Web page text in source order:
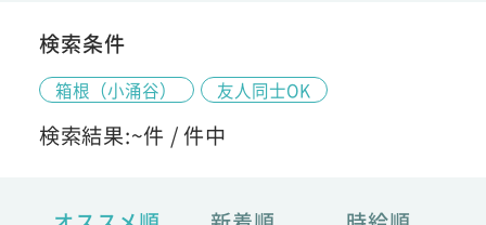
検索条件
箱根（小涌谷） 友人同士OK
検索結果:~件 /件中